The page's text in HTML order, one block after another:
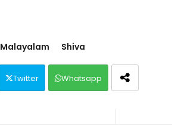
Malayalam Shiva
Twitter Whatsapp